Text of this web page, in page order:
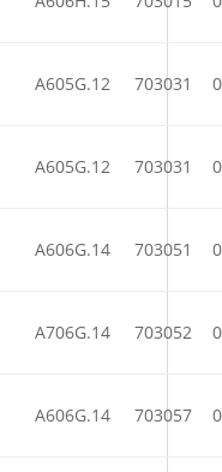
A605G.12 703031
A605G.12 703031
A606G.14 703051
A706G.14 703052
A606G.14 703057